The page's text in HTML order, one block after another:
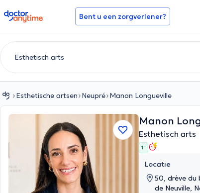
doctoranytime Bent u een zorgverlener?
Esthetische artsen Neupré Manon Longueville
Manon
Esthetisch arts
1 '
Locatie
50, drève du bois de
de Neuville,